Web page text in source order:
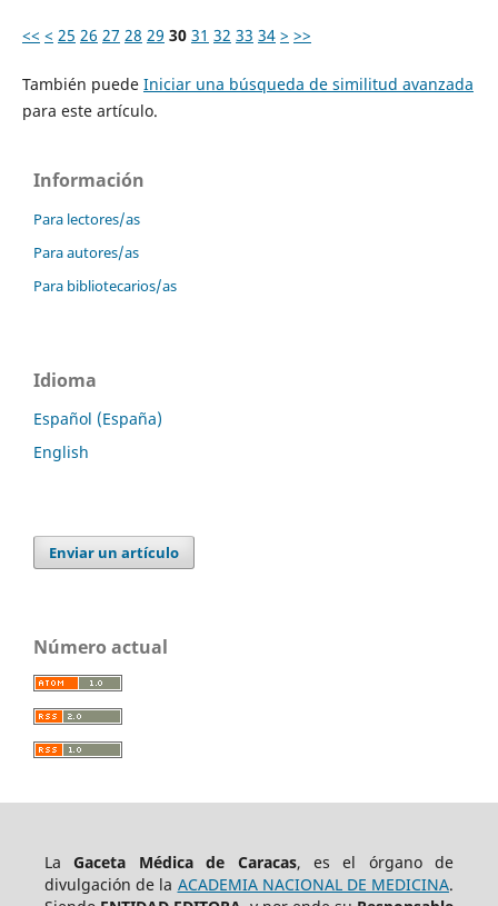
<< < 25 26 27 28 29 30 31 32 33 34 > >>
También puede Iniciar una búsqueda de similitud avanzada
para este artículo.
Información
Para lectores/as
Para autores/as
Para bibliotecarios/as
Idioma
Español (España)
English
Enviar un artículo
Número actual
LaGaceta Médica de Caracas, es el órgano de
divulgación de la ACADEMIA NACIONAL DE MEDICINA.